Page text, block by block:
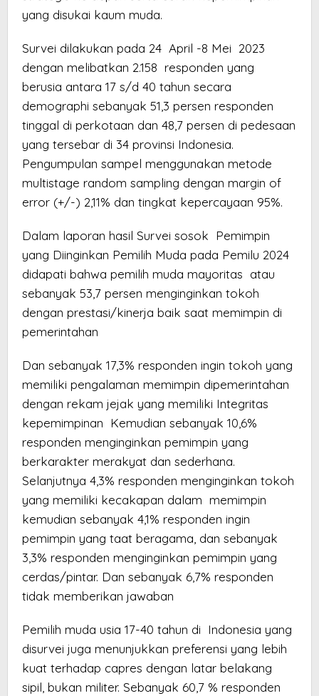
yang disukai kaum muda.
Survei dilakukan pada 24 April -8 Mei 2023
dengan melibatkan 2.158 responden yang
berusia antara 17 s/d 40 tahun secara
demographi sebanyak 51,3 persen responden
tinggal di perkotaan dan 48,7 persen di pedesaan
yang tersebar di 34 provinsi Indonesia.
Pengumpulan sampel menggunakan metode
multistage random sampling dengan margin of
error (+/-) 2,11% dan tingkat kepercayaan 95%.
Dalam laporan hasil Survei sosok Pemimpin
yang Diinginkan Pemilih Muda pada Pemilu 2024
didapati bahwa pemilih muda mayoritas atau
sebanyak 53,7 persen menginginkan tokoh
dengan prestasi/kinerja baik saat memimpin di
pemerintahan
Dan sebanyak 17,3% responden ingin tokoh yang
memiliki pengalaman memimpin dipemerintahan
dengan rekam jejak yang memiliki Integritas
kepemimpinan Kemudian sebanyak 10,6%
responden menginginkan pemimpin yang
berkarakter merakyat dan sederhana.
Selanjutnya 4,3% responden menginginkan tokoh
yang memiliki kecakapan dalam memimpin
kemudian sebanyak 4,1% responden ingin
pemimpin yang taat beragama, dan sebanyak
3,3% responden menginginkan pemimpin yang
cerdas/pintar. Dan sebanyak 6,7% responden
tidak memberikan jawaban
Pemilih muda usia 17-40 tahun di Indonesia yang
disurvei juga menunjukkan preferensi yang lebih
kuat terhadap capres dengan latar belakang
sipil, bukan militer. Sebanyak 60,7 % responden